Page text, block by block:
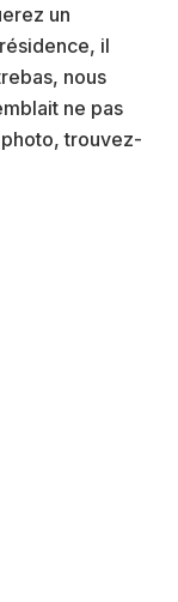
un
il
nous
ne pas
trouvez-